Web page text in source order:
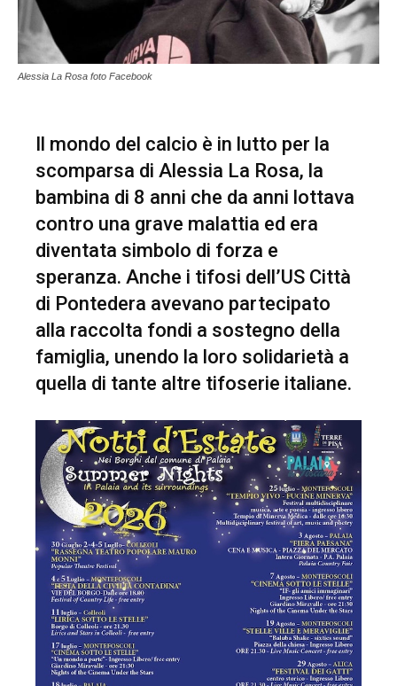
Alessia La Rosa foto Facebook
Il mondo del calcio è in lutto per la
scomparsa di Alessia La Rosa, la
bambina di 8 anni che da anni lottava
contro una grave malattia ed era
diventata simbolo di forza e
speranza. Anche i tifosi dell’US Città
di Pontedera avevano partecipato
alla raccolta fondi a sostegno della
famiglia, unendo la loro solidarietà a
quella di tante altre tifoserie italiane.